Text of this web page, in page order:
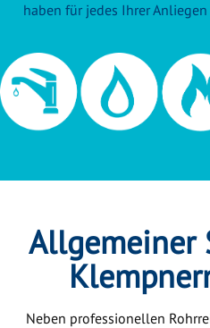
haben für jedes Ihrer
Allgemeiner
Neben professionellen